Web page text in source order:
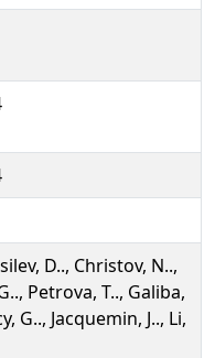
D.., Christov, N..,
Petrova, T.., Galiba,
G.., Jacquemin, J.., Li,